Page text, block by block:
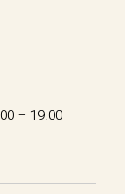
– 19.00